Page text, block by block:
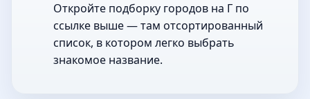
Откройте подборку городов на Г по
ссылке выше — там отсортированный
список, в котором легко выбрать
знакомое название.